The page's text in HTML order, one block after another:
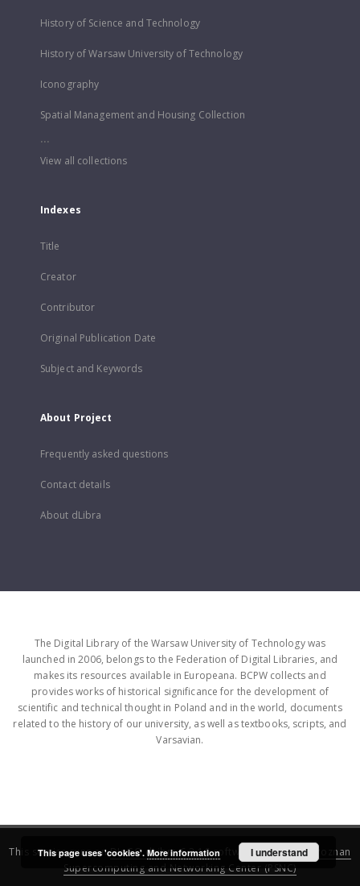
History of Science and Technology
History of Warsaw University of Technology
Iconography
Spatial Management and Housing Collection
...
View all collections
Indexes
Title
Creator
Contributor
Original Publication Date
Subject and Keywords
About Project
Frequently asked questions
Contact details
About dLibra
The Digital Library of the Warsaw University of Technology was
launched in 2006, belongs to the Federation of Digital Libraries, and
makes its resources available in Europeana. BCPW collects and
provides works of historical significance for the development of
scientific and technical thought in Poland and in the world, documents
related to the history of our university, as well as textbooks, scripts, and
Varsavian.
This service runs onDInGO dLibra 6.3.16software created by
Poznan
Supercomputing and Networking Center (PSNC)
This page uses 'cookies'. More information I understand